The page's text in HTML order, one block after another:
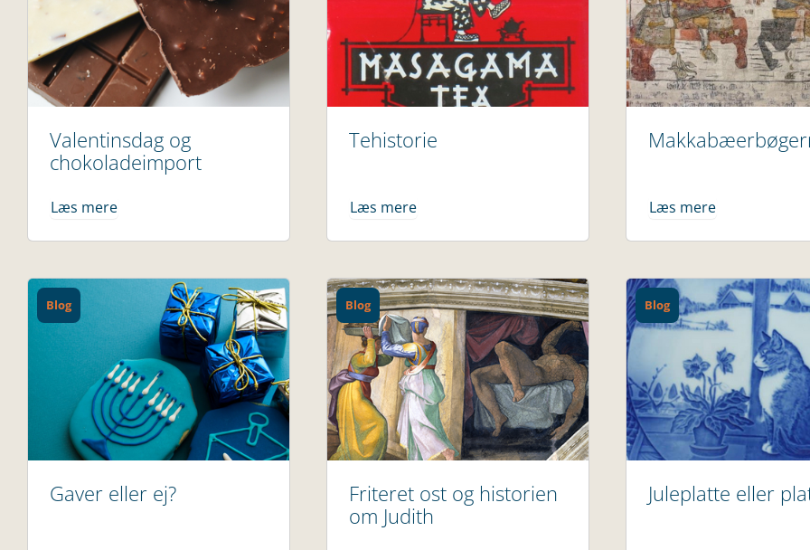
Valentinsdag og
chokoladeimport
Læs mere
Tehistorie
Læs mere Læs mere
Blog
Gaver eller ej?
Blog
Friteret ost og historien
om Judith
Blog
Juleplatte eller